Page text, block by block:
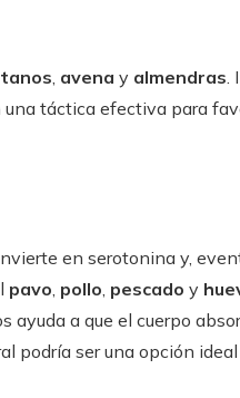
, avena y almendras.
táctica efectiva para
en serotonina y,
pavo, pollo, pescado y
a que el cuerpo
podría ser una opción